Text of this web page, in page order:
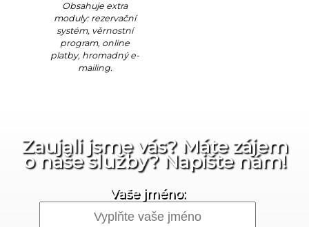
Obsahuje extra
moduly: rezervační
systém, věrnostní
program, online
platby, hromadný e-
mailing.
Zaujali jsme vás? Máte zájem
o naše služby? Napište nám!
Vaše jméno: